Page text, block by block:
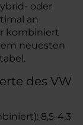
oder
an
kombiniert
neuesten
des VW
8,5-4,3